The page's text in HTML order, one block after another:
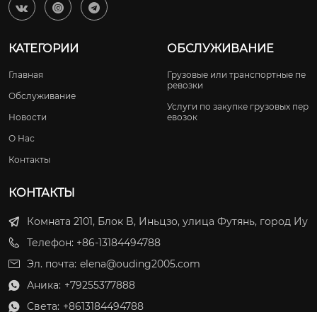
  
КАТЕГОРИИ
Главная
Обслуживание
Новости
О Нас
Контакты
ОБСЛУЖИВАНИЕ
Грузовые или транспортные пе
ревозки
Услуги по закупке грузовых пер
евозок
КОНТАКТЫ
Комната 2101, Блок B, Иньцзо, улица Футянь, город Иу
Телефон: +86-13184494788
Эл. почта: elena@ouding2005.com
 Аника: +79255377888
 Света: +8613184494788